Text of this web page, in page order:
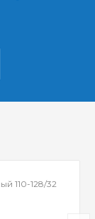
110-128/32